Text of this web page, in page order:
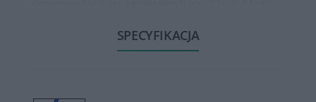
obrazu, takich jak standardowy 16:9, panoramiczny 21:9
SPECYFIKACJA